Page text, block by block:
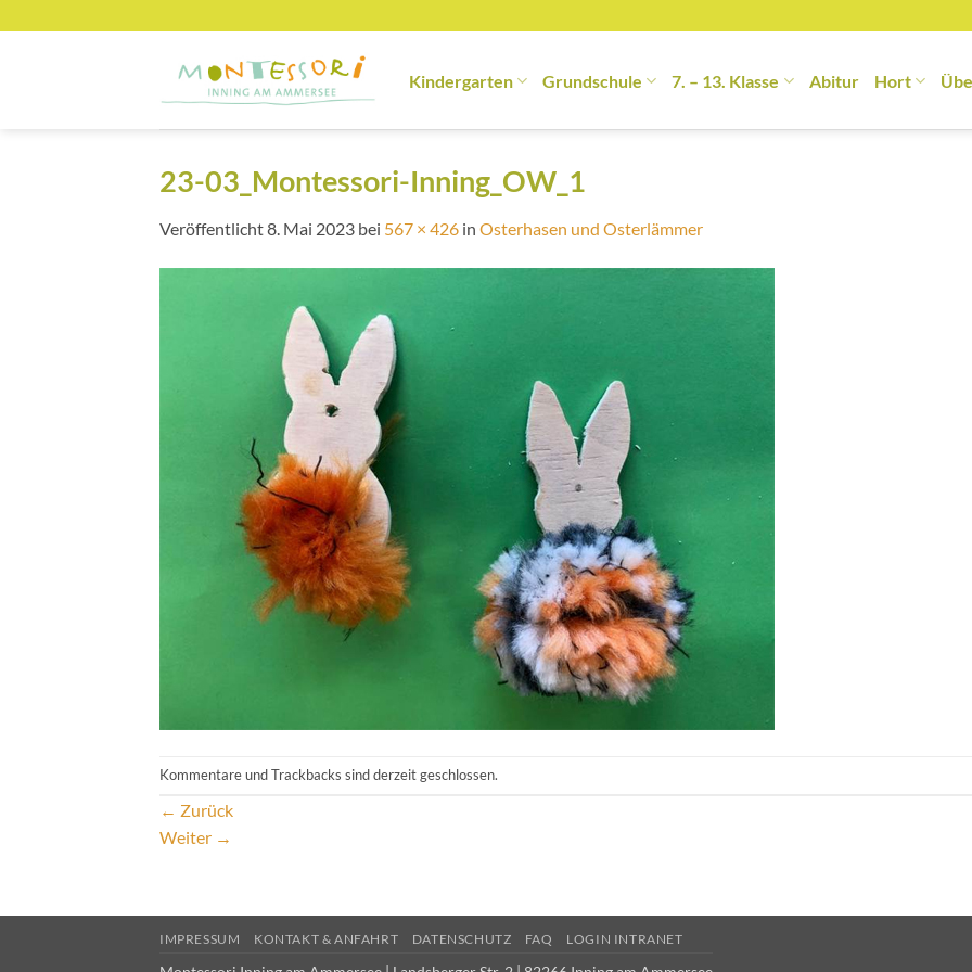
Kindergarten Grundschule 7. – 13. Klasse Abitur Hort
23-03_Montessori-Inning_OW_1
Veröffentlicht8. Mai 2023 bei 567 × 426 in Osterhasen und Osterlämmer
Kommentare und Trackbacks sind derzeit geschlossen.
← Zurück
Weiter →
IMPRESSUM KONTAKT & ANFAHRT DATENSCHUTZ FAQ LOGIN INTRANET